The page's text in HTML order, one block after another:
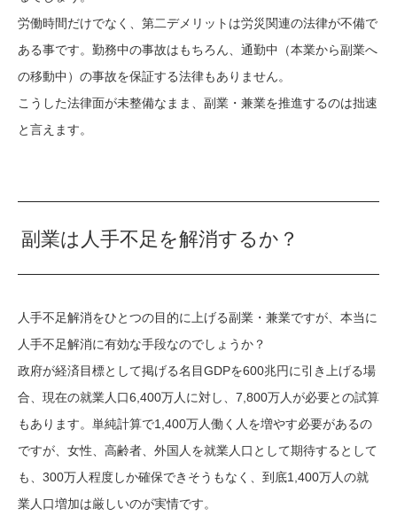
労働時間だけでなく、第二デメリットは労災関連の法律が不備で
ある事です。勤務中の事故はもちろん、通勤中（本業から副業へ
の移動中）の事故を保証する法律もありません。
こうした法律面が未整備なまま、副業・兼業を推進するのは拙速
と言えます。
副業は人手不足を解消するか？
人手不足解消をひとつの目的に上げる副業・兼業ですが、本当に
人手不足解消に有効な手段なのでしょうか？
政府が経済目標として掲げる名目GDPを600兆円に引き上げる場
合、現在の就業人口6,400万人に対し、7,800万人が必要との試算
もあります。単純計算で1,400万人働く人を増やす必要があるの
ですが、女性、高齢者、外国人を就業人口として期待するとして
も、300万人程度しか確保できそうもなく、到底1,400万人の就
業人口増加は厳しいのが実情です。